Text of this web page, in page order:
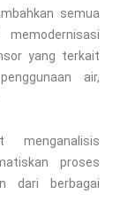
semua
yang terkait
air,
menganalisis
proses
dari berbagai